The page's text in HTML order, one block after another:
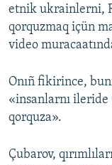
etnik ukrainlerni,
qorquzmaq içün
video
Onıñ fikirince,
«insanlarnı ileride
qorquza».
Çubarov,